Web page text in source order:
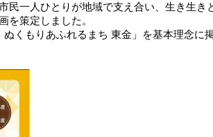
民一人ひとりが地域で支え合い、生き生き
を策定しました。
ぬくもりあふれるまち 東金」を基本理念に